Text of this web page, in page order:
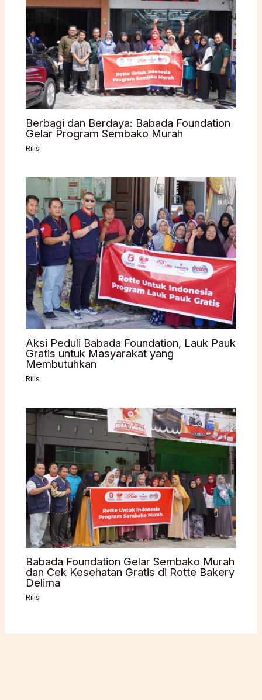
Berbagi dan Berdaya: Babada Foundation
Gelar Program Sembako Murah
Rilis
Aksi Peduli Babada Foundation, Lauk Pauk
Gratis untuk Masyarakat yang
Membutuhkan
Rilis
Babada Foundation Gelar Sembako Murah
dan Cek Kesehatan Gratis di Rotte Bakery
Delima
Rilis